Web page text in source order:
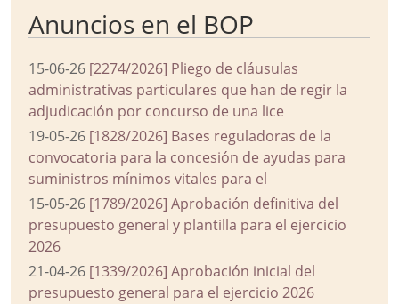
Anuncios en el BOP
15-06-26 [2274/2026] Pliego de cláusulas
administrativas particulares que han de regir la
adjudicación por concurso de una lice
19-05-26 [1828/2026] Bases reguladoras de la
convocatoria para la concesión de ayudas para
suministros mínimos vitales para el
15-05-26 [1789/2026] Aprobación definitiva del
presupuesto general y plantilla para el ejercicio
2026
21-04-26 [1339/2026] Aprobación inicial del
presupuesto general para el ejercicio 2026